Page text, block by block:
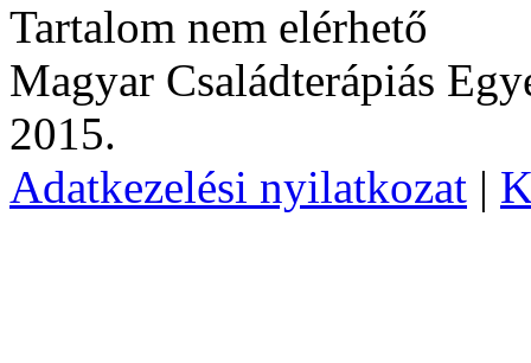
Tartalom nem elérhető
Magyar Családterápiás
2015.
Adatkezelési nyilatkozat |